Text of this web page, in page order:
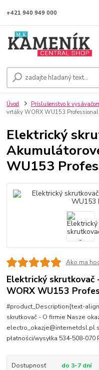
+421 940 949 000
Úvod Príslušenstvo k
vrtáky WORX WU153
Elektrický
WU153
Ako ma
Elektrický
WORX WU153
#product_Description{text-
skrutkovač - O firmie Nasze
electro_okazje@internetdsl.pl
płatności/wysyłka 534-508-070
Dostupnosť do 3-7 dní